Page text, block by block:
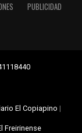
PUBLICIDAD
El Copiapino |
Freirinense